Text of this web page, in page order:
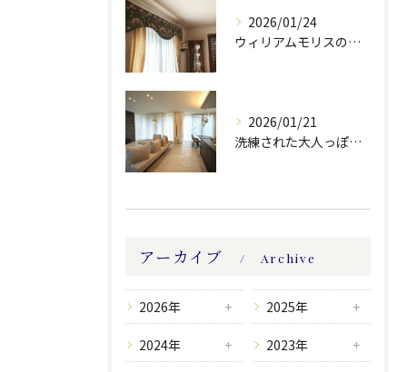
2026/01/24
ウィリアムモリスの生地ででバランスを製作しました。
2026/01/21
洗練された大人っぽい空間。
アーカイブ Archive
2026年 2025年
2024年 2023年